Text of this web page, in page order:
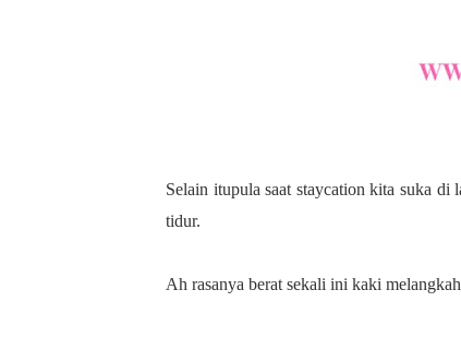
Selain itupula saat staycation kita suka di
tidur.
Ah rasanya berat sekali ini kaki